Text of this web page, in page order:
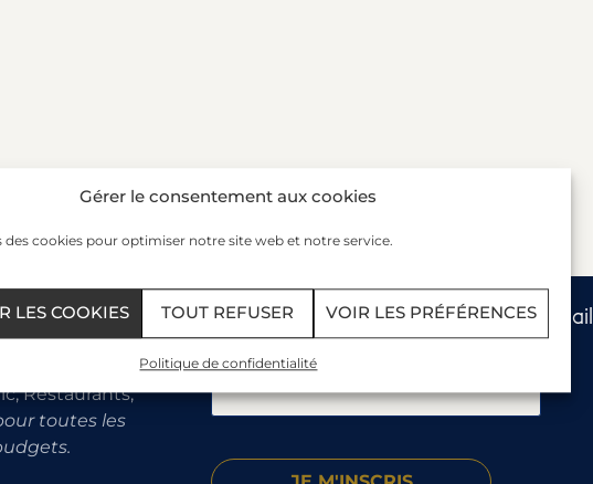
Gérer le consentement aux cookies
des cookies pour optimiser notre site web et notre service.
LES COOKIES TOUT REFUSER VOIR LES PRÉFÉRENCES
Politique de confidentialité
toutes nos
Restaurants,
toutes les
Recevez nos offres et actualités par e-mail​
Votre e-mail :